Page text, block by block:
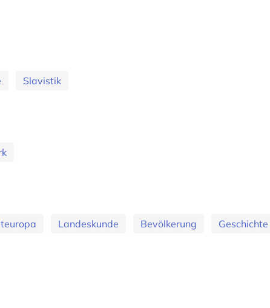
Slavistik
Landeskunde Bevölkerung Geschichte